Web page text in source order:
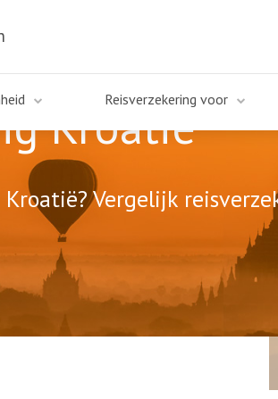
Reisverzekering voor
Kroatië
Vergelijk